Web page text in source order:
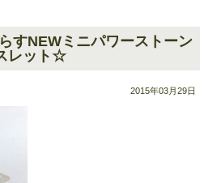
すNEWミニパワーストーン
レット☆
2015年03月29日